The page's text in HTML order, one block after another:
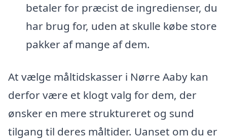
betaler for præcist de ingredienser, du
har brug for, uden at skulle købe store
pakker af mange af dem.
At vælge måltidskasser i Nørre Aaby kan
derfor være et klogt valg for dem, der
ønsker en mere struktureret og sund
tilgang til deres måltider. Uanset om du er